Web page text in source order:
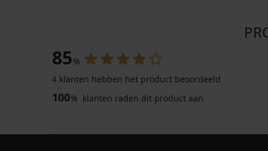
85%
4 klanten hebben het product beoordeeld
100% klanten raden dit product aan